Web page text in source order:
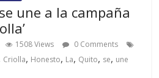
une a la campaña
1508 Views
0 Comments
Criolla, Honesto, La, Quito, se, une